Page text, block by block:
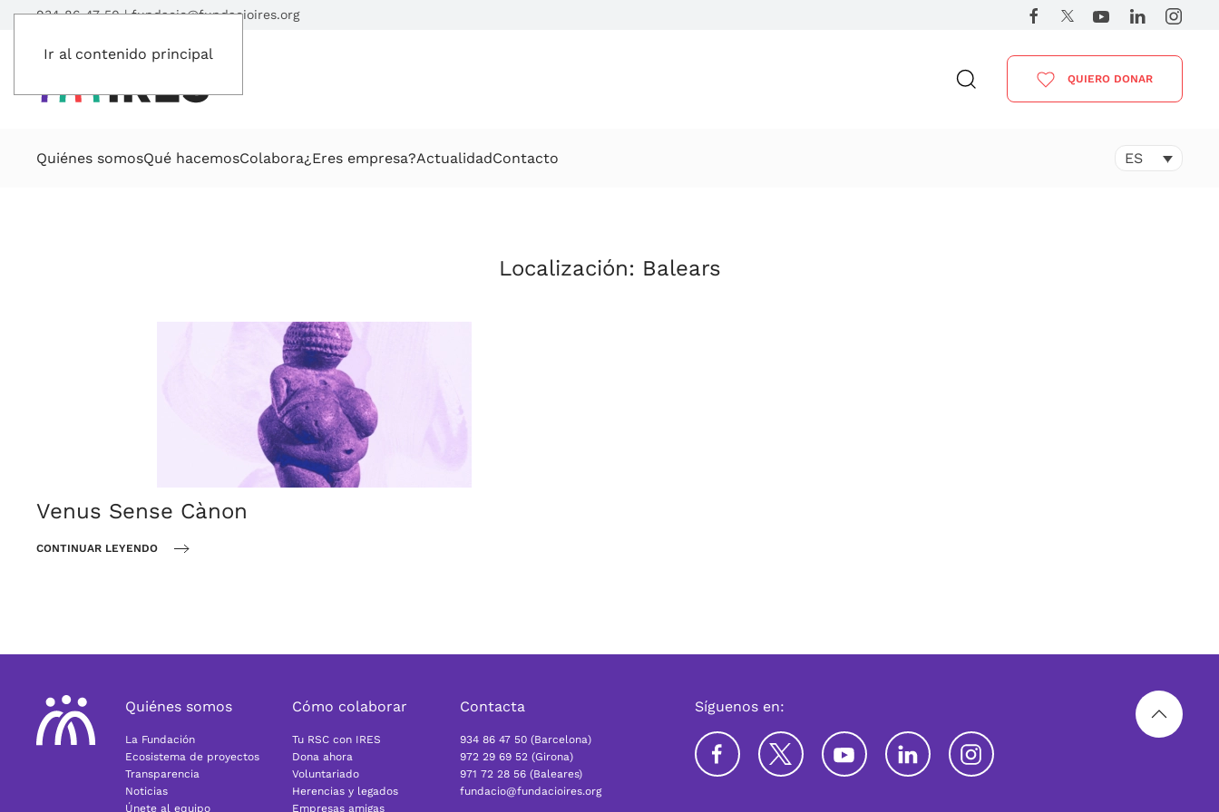
Ir al contenido principal
934 86 47 50|fundacio@fundacioires.org
QUIERO DONAR
Quiénes somosQué hacemosColabora¿Eres empresa?ActualidadContacto ES
Localización: Balears
Venus Sense Cànon
CONTINUAR LEYENDO
Quiénes somos
La Fundación
Ecosistema de proyectos
Transparencia
Noticias
Únete al equipo
Cómo colaborar
Tu RSC con IRES
Dona ahora
Voluntariado
Herencias y legados
Empresas amigas
Contacta
934 86 47 50 (Barcelona)
972 29 69 52 (Girona)
971 72 28 56 (Baleares)
fundacio@fundacioires.org
Síguenos en: